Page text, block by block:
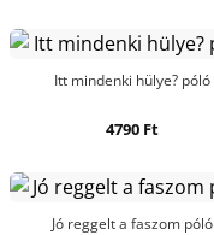
Itt mindenki hülye? póló
4790 Ft
Jó reggelt a faszom póló